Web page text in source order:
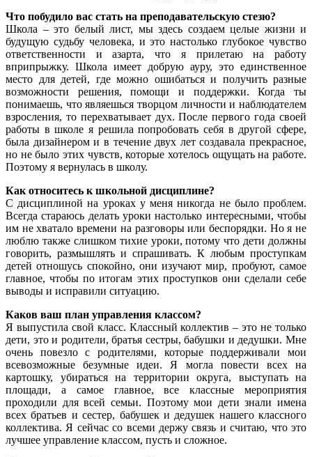
Что побудило вас стать на преподавательскую стезю?
Школа – это белый лист, мы здесь создаем целые жизни и
будущую судьбу человека, и это настолько глубокое чувство
ответственности и азарта, что я прилетаю на работу
вприпрыжку. Школа имеет добрую ауру, это единственное
место для детей, где можно ошибаться и получить разные
возможности решения, помощи и поддержки. Когда ты
понимаешь, что являешься творцом личности и наблюдателем
взросления, то перехватывает дух. После первого года своей
работы в школе я решила попробовать себя в другой сфере,
была дизайнером и в течение двух лет создавала прекрасное,
но не было этих чувств, которые хотелось ощущать на работе.
Поэтому я вернулась в школу.
Как относитесь к школьной дисциплине?
С дисциплиной на уроках у меня никогда не было проблем.
Всегда стараюсь делать уроки настолько интересными, чтобы
им не хватало времени на разговоры или беспорядки. Но я не
люблю также слишком тихие уроки, потому что дети должны
говорить, размышлять и спрашивать. К любым проступкам
детей отношусь спокойно, они изучают мир, пробуют, самое
главное, чтобы по итогам этих проступков они сделали себе
выводы и исправили ситуацию.
Каков ваш план управления классом?
Я выпустила свой класс. Классный коллектив – это не только
дети, это и родители, братья сестры, бабушки и дедушки. Мне
очень повезло с родителями, которые поддерживали мои
всевозможные безумные идеи. Я могла повести всех на
картошку, убираться на территории округа, выступать на
площади, а самое главное, все классные мероприятия
проходили для всей семьи. Поэтому мои дети знали имена
всех братьев и сестер, бабушек и дедушек нашего классного
коллектива. Я сейчас со всеми держу связь и считаю, что это
лучшее управление классом, пусть и сложное.